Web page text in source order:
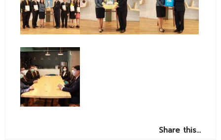
Share this…